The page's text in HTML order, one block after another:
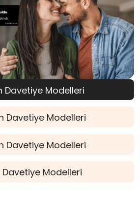
Davetiye Modelleri
Davetiye Modelleri
Davetiye Modelleri
Davetiye Modelleri